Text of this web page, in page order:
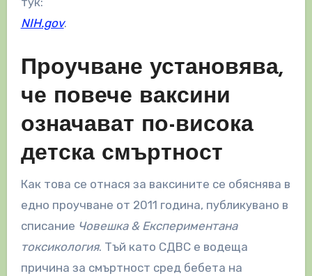
NIH.gov.
Проучване установява,
че повече ваксини
означават по-висока
детска смъртност
Как това се отнася за ваксините се обяснява в
едно проучване от 2011 година, публикувано в
списание Човешка & Експериментана
токсикология. Тъй като СДВС е водеща
причина за смъртност сред бебета на